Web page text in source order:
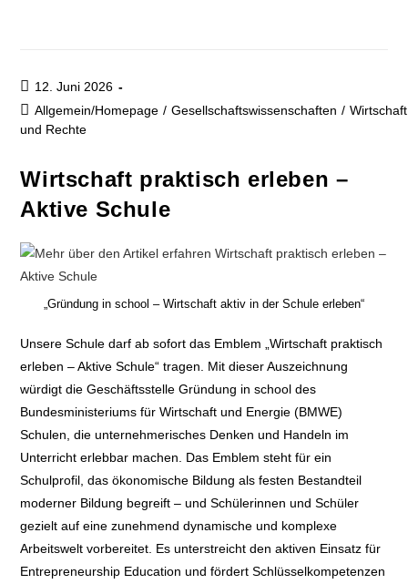
12. Juni 2026
Allgemein/Homepage / Gesellschaftswissenschaften / Wirtschaft
und Rechte
Wirtschaft praktisch erleben –
Aktive Schule
„Gründung in school – Wirtschaft aktiv in der Schule erleben“
Unsere Schule darf ab sofort das Emblem „Wirtschaft praktisch
erleben – Aktive Schule“ tragen. Mit dieser Auszeichnung
würdigt die Geschäftsstelle Gründung in school des
Bundesministeriums für Wirtschaft und Energie (BMWE)
Schulen, die unternehmerisches Denken und Handeln im
Unterricht erlebbar machen. Das Emblem steht für ein
Schulprofil, das ökonomische Bildung als festen Bestandteil
moderner Bildung begreift – und Schülerinnen und Schüler
gezielt auf eine zunehmend dynamische und komplexe
Arbeitswelt vorbereitet. Es unterstreicht den aktiven Einsatz für
Entrepreneurship Education und fördert Schlüsselkompetenzen